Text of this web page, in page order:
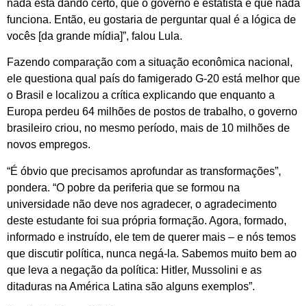
nada está dando certo, que o governo é estatista e que nada
funciona. Então, eu gostaria de perguntar qual é a lógica de
vocês [da grande mídia]”, falou Lula.
Fazendo comparação com a situação econômica nacional,
ele questiona qual país do famigerado G-20 está melhor que
o Brasil e localizou a crítica explicando que enquanto a
Europa perdeu 64 milhões de postos de trabalho, o governo
brasileiro criou, no mesmo período, mais de 10 milhões de
novos empregos.
“É óbvio que precisamos aprofundar as transformações”,
pondera. “O pobre da periferia que se formou na
universidade não deve nos agradecer, o agradecimento
deste estudante foi sua própria formação. Agora, formado,
informado e instruído, ele tem de querer mais – e nós temos
que discutir política, nunca negá-la. Sabemos muito bem ao
que leva a negação da política: Hitler, Mussolini e as
ditaduras na América Latina são alguns exemplos”.